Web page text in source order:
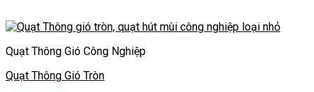
Quạt Thông Gió Công Nghiệp
Quạt Thông Gió Tròn